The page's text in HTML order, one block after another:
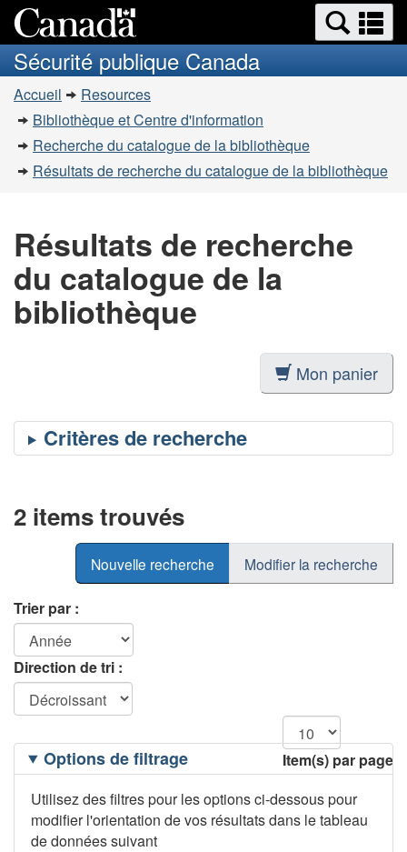
au
contenu
à
la
simplifiée
Recherche
et
menus
et
Sécurité publique Canada
Vous
êtes
ici
Accueil
Resources
Bibliothèque et Centre d'information
Recherche du catalogue de la bibliothèque
Résultats de recherche du catalogue de la bibliothèque
Résultats de recherche
du catalogue de la
bibliothèque
Mon panier
2 items trouvés
Nouvelle recherche Modifier la recherche
Trier par :
Direction de tri :
Item(s) par page
Filtrage
desOptions de filtrage
Utilisez des filtres pour les options ci-dessous pour
modifier l'orientation de vos résultats dans le tableau
de données suivant